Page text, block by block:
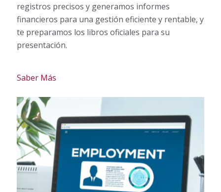
registros precisos y generamos informes
financieros para una gestión eficiente y rentable, y
te preparamos los libros oficiales para su
presentación.
Saber Más